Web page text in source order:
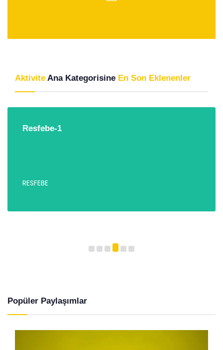
Aktivite Ana Kategorisine En Son Eklenenler
Resfebe-1
RESFEBE
Popüler Paylaşımlar